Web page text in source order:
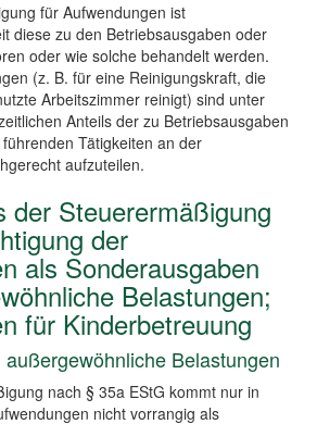
für Aufwendungen ist
diese zu den Betriebsausgaben oder
oder wie solche behandelt werden.
(z. B. für eine Reinigungskraft, die
Arbeitszimmer reinigt) sind unter
Anteils der zu Betriebsausgaben
Tätigkeiten an der
aufzuteilen.
der Steuerermäßigung
der
als Sonderausgaben
Belastungen;
für Kinderbetreuung
Belastungen
nach § 35a EStG kommt nur in
nicht vorrangig als